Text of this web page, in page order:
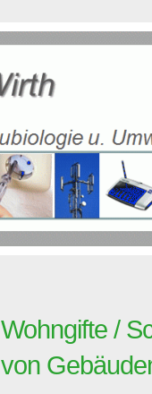
Wohngifte /
von